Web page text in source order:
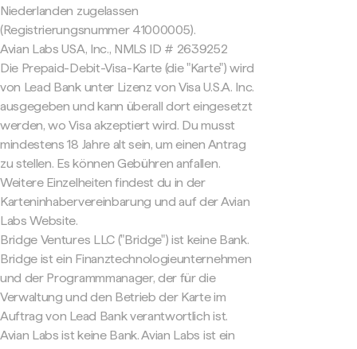
Niederlanden zugelassen
(Registrierungsnummer 41000005).
Avian Labs USA, Inc., NMLS ID # 2639252
Die Prepaid-Debit-Visa-Karte (die "Karte") wird
von Lead Bank unter Lizenz von Visa U.S.A. Inc.
ausgegeben und kann überall dort eingesetzt
werden, wo Visa akzeptiert wird. Du musst
mindestens 18 Jahre alt sein, um einen Antrag
zu stellen. Es können Gebühren anfallen.
Weitere Einzelheiten findest du in der
Karteninhabervereinbarung und auf der Avian
Labs Website.
Bridge Ventures LLC ("Bridge") ist keine Bank.
Bridge ist ein Finanztechnologieunternehmen
und der Programmmanager, der für die
Verwaltung und den Betrieb der Karte im
Auftrag von Lead Bank verantwortlich ist.
Avian Labs ist keine Bank. Avian Labs ist ein